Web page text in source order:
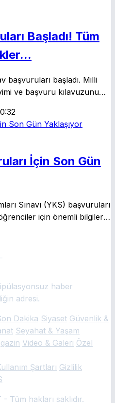
Başladı! Tüm
başvuruları başladı. Milli
ve başvuru kılavuzunu
İçin Son Gün
Sınavı (YKS) başvuruları
için önemli bilgiler
haber
adresi.
Dakika Siyaset Güvenlik &
Seyahat & Yaşam
Video & Galeri Özel
Şartları Gizlilik
Tüm hakları saklıdır.